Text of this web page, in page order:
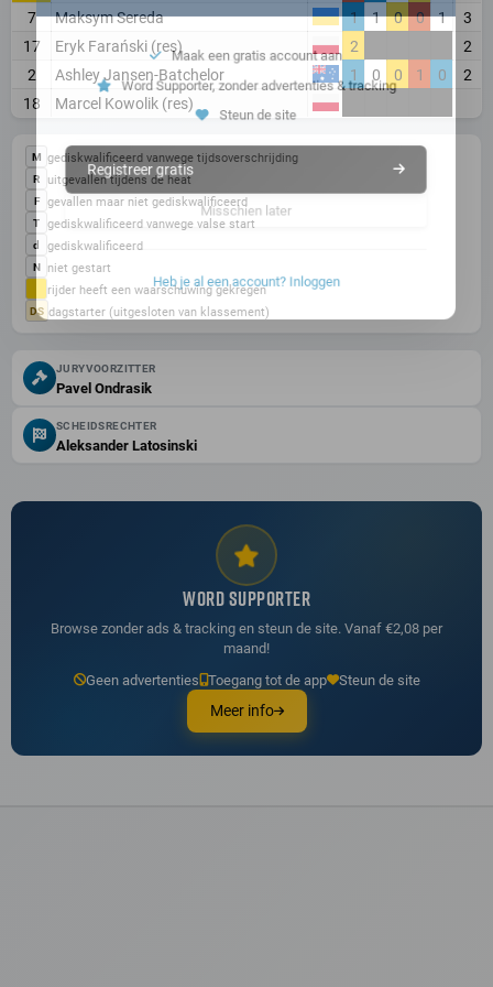
7
Maksym Sereda 1 1 0 0 1
3
17
Eryk Farański (res) 2
2
2
Ashley Jansen-Batchelor 1 0 0 1 0
2
18
Marcel Kowolik (res)
M gediskwalificeerd vanwege tijdsoverschrijding
R uitgevallen tijdens de heat
F gevallen maar niet gediskwalificeerd
T gediskwalificeerd vanwege valse start
d gediskwalificeerd
N niet gestart
rijder heeft een waarschuwing gekregen
DS dagstarter (uitgesloten van klassement)
JURYVOORZITTER
Pavel Ondrasik
SCHEIDSRECHTER
Aleksander Latosinski
WORD SUPPORTER
Browse zonder ads & tracking en steun de site. Vanaf €2,08 per
maand!
Geen advertenties Toegang tot de app Steun de site
Meer info
Maak een gratis account aan
Word Supporter, zonder advertenties & tracking
Steun de site
Registreer gratis
Misschien later
Heb je al een account? Inloggen